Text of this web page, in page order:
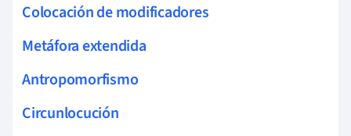
Colocación de modificadores
Metáfora extendida
Antropomorfismo
Circunlocución